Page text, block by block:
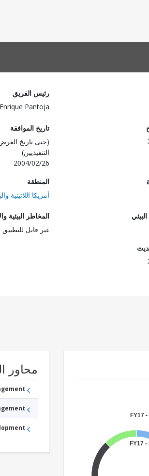
رئيس الفريق
Enrique Pantoja
تاريخ الموافقة
(حتى تاريخ
التنفيذيين)
2004/02/26
المنطقة
أمريكا اللاتينية
المخاطر البيئية
غير قابل للتطبيق
FY17
FY17
محاور